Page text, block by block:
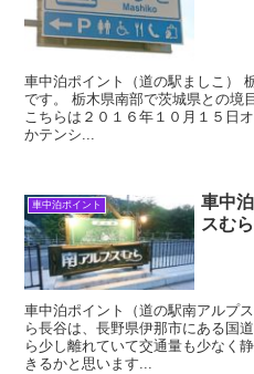
車中泊ポイント（道の駅ましこ）
です。 栃木県南部で茨城県との境
こちらは２０１６年１０月１５日
かテンシ...
車中泊ポイント
車中
スむ
車中泊ポイント（道の駅南アルプ
ら長谷は、長野県伊那市にある国
ら少し離れていて交通量も少なく
きるかと思います...